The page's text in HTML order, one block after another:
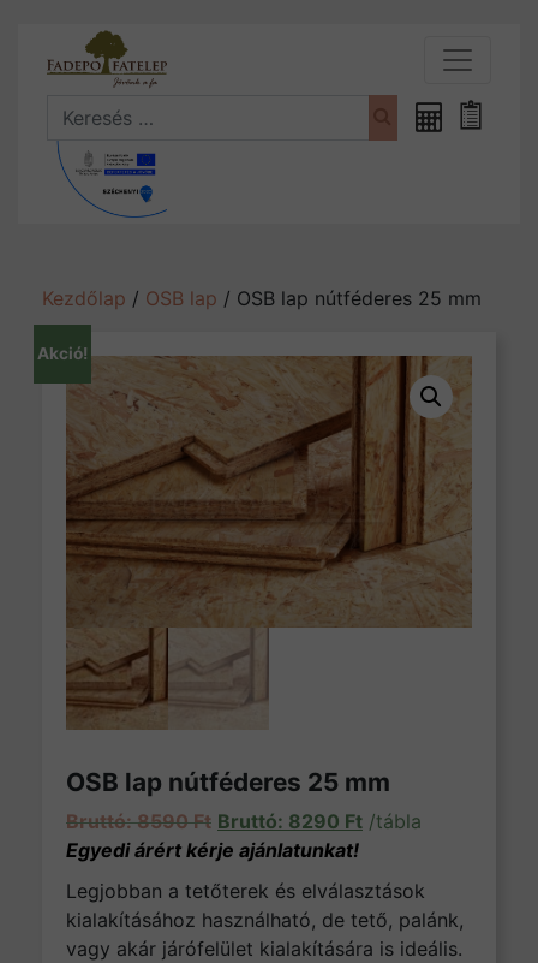
Search
Fűrészáru
Kezdőlap / OSB lap / OSB lap nútféderes 25 mm
Akció!
OSB lap nútféderes 25 mm
8590Ft Original price was: 8590 Ft.
8290 FtCurrent price is:
/tábla
Legjobban a tetőterek és elválasztások
kialakításához használható, de tető, palánk,
vagy akár járófelület kialakítására is ideális.